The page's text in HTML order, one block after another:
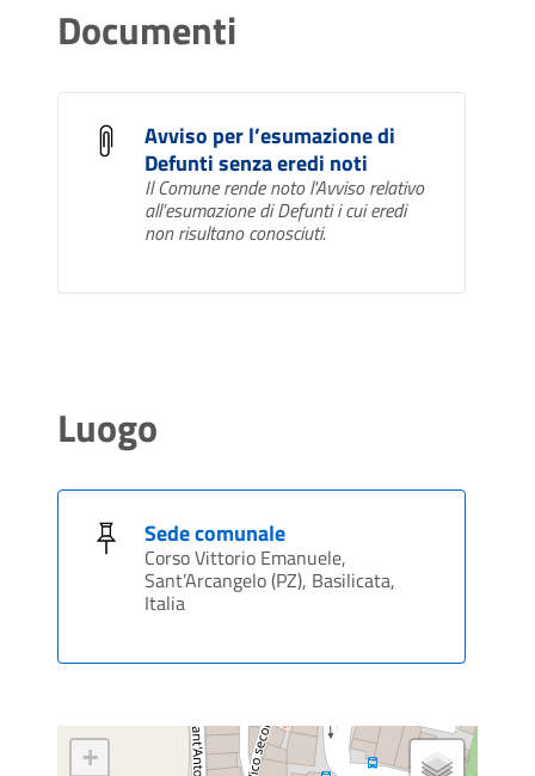
Documenti
Avviso per l’esumazione di
Defunti senza eredi noti
Il Comune rende noto l'Avviso relativo
all’esumazione di Defunti i cui eredi
non risultano conosciuti.
Luogo
Sede comunale
Corso Vittorio Emanuele,
Sant’Arcangelo (PZ), Basilicata,
Italia
+